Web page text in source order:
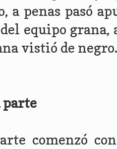
a penas pasó
equipo
vistió de negro.
parte
comenzó